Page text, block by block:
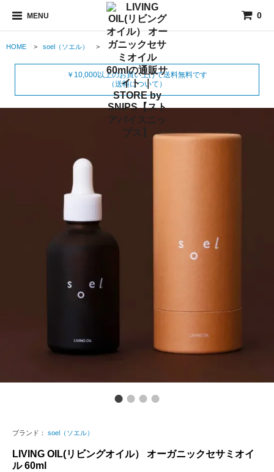
MENU 0
HOME > soel（ソエル） >
￥10,000以上のお買い上げで送料無料です
（送料について）
ブランド： soel（ソエル）
LIVING OIL(リビングオイル） オーガニックセサミオイ
ル 60ml